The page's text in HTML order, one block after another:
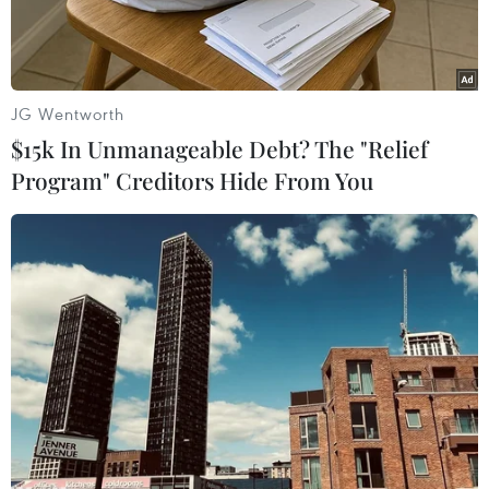
gồm 10USD, 15kg gạo, 10 khẩu trang và nước sát
khuẩn, đã được trao cho những đối tượng khó
khăn nhất.
Đại diện Đại sứ quán và Lãnh đạo Câu lạc bộ Doanh nghiệp
Việt Nam tại Campuchia trao hàng cứu trợ khẩn cấp cho bà
con gốc Việt. (Ảnh: Nguyễn Hùng/Vietnam+)
JG Wentworth
$15k In Unmanageable Debt? The "Relief
Program" Creditors Hide From You